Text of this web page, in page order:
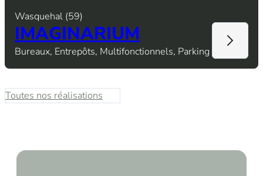
Wasquehal (59)
IMAGINARIUM
Bureaux, Entrepôts, Multifonctionnels, Parking
Toutes nos réalisations